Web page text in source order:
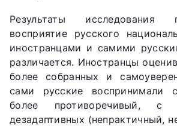
Результаты исследования
восприятие русского
иностранцами и самими
различается. Иностранцы
более собранных и
сами русские воспринимали
более противоречивый, с
дезадаптивных (непрактичный,